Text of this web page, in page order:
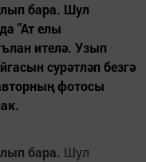
бара. Шул
"Ат елы
ителә. Узып
сурәтләп безгә
фотосы
бара. Шул